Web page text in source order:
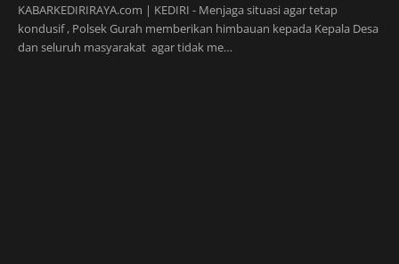
KABARKEDIRIRAYA.com | KEDIRI - Menjaga situasi agar tetap
kondusif , Polsek Gurah memberikan himbauan kepada Kepala Desa
dan seluruh masyarakat agar tidak me…